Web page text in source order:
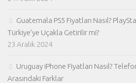
Guatemala PS5 Fiyatları Nasıl?
Türkiye’ye Uçakla Getirilir mi?
23 Aralık 2024
Uruguay iPhone Fiyatları Nasıl?
Arasındaki Farklar